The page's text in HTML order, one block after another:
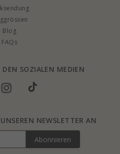
Blog
FAQs
SOZIALEN MEDIEN
NEWSLETTER AN
Abonnieren